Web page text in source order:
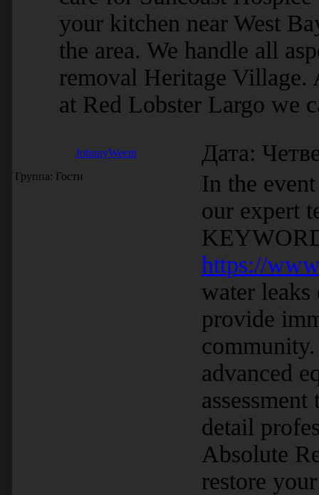
your kitchen near West
the area. We handle all
removal Heritage Village.
at Red Lobster Largo we
JohnnyWeent Дата:
Группа: Гости
In the
our expert
https://
water
provide
advanced
detail
Absolute
restore